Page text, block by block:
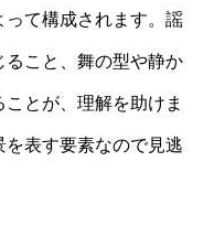
て構成されます。謡
こと、舞の型や静か
とが、理解を助けま
表す要素なので見逃